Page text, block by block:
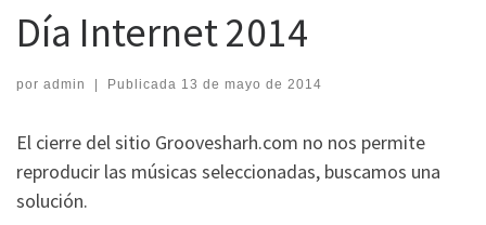
Día Internet 2014
por admin Publicada 13 de mayo de 2014
El cierre del sitio Groovesharh.com no nos permite
reproducir las músicas seleccionadas, buscamos una
solución.